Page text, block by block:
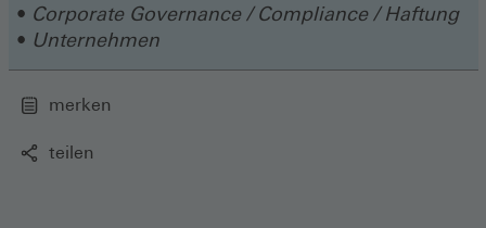
Corporate Governance / Compliance / Haftung
Unternehmen
merken
teilen